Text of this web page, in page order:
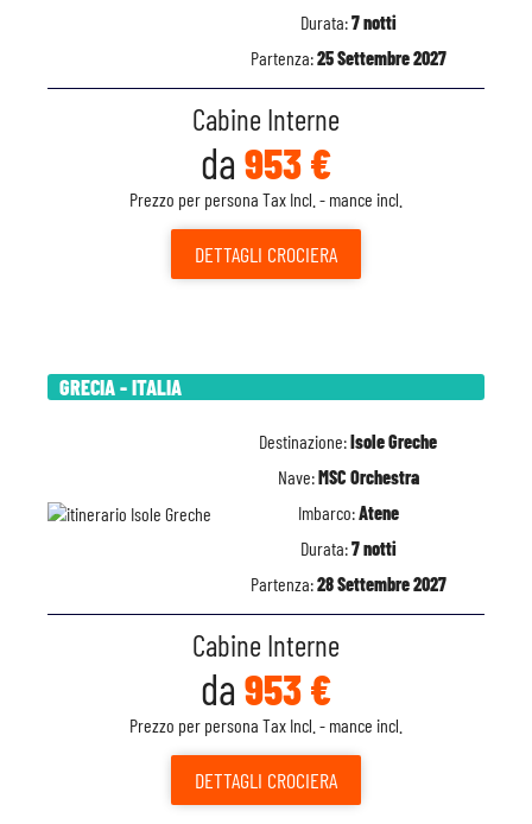
Durata:7 notti
Partenza:25 Settembre 2027
Cabine Interne
da 953 €
Prezzo per persona Tax Incl. - mance incl.
DETTAGLI CROCIERA
GRECIA - ITALIA
Destinazione:Isole Greche
Nave:MSC Orchestra
Imbarco:Atene
Durata:7 notti
Partenza:28 Settembre 2027
Cabine Interne
da 953 €
Prezzo per persona Tax Incl. - mance incl.
DETTAGLI CROCIERA